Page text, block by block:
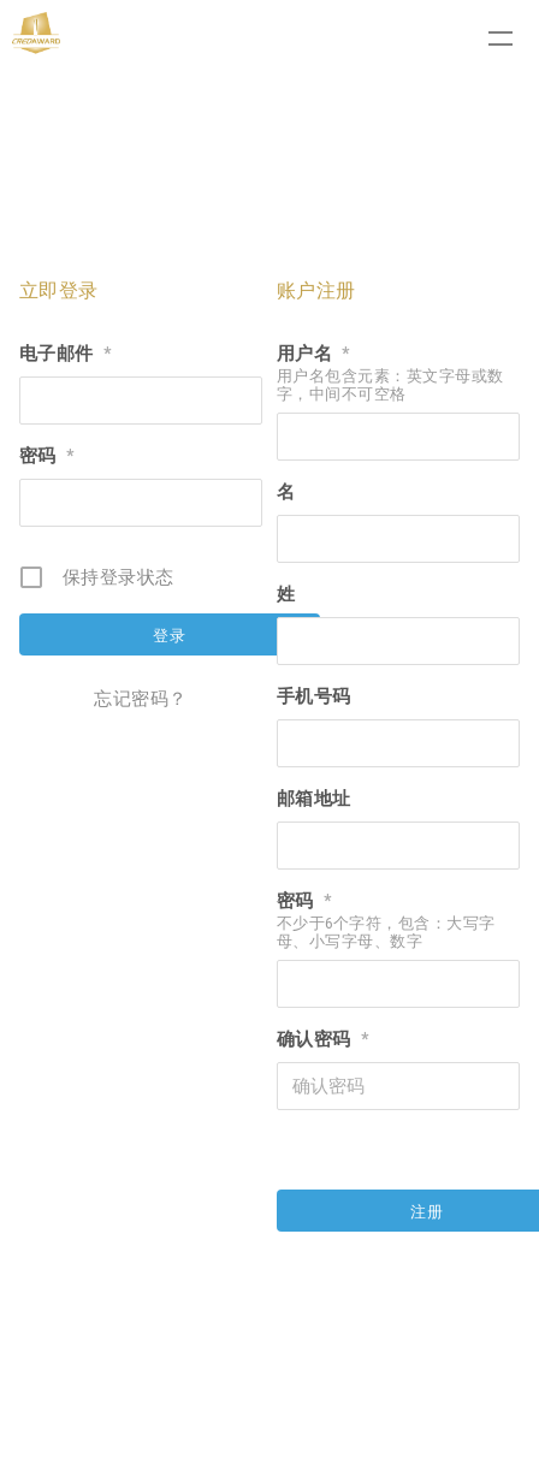
立即登录
电子邮件 *
密码 *
保持登录状态
忘记密码？
账户注册
用户名 *
用户名包含元素：英文字母或数
字，中间不可空格
名
姓
手机号码
邮箱地址
密码 *
不少于6个字符，包含：大写字
母、小写字母、数字
确认密码 *